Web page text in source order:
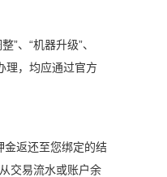
、“机器升级”、
理，均应通过官方
金返还至您绑定的结
交易流水或账户余